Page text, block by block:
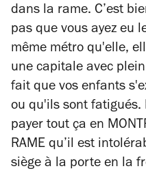
dans la rame. C’est
pas que vous ayez eu
même métro qu'elle,
une capitale avec
fait que vos enfants
ou qu'ils sont fatigués.
payer tout ça en
RAME qu’il est
siège à la porte en la